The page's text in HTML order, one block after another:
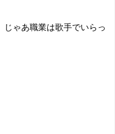
ゃあ職業は歌手でいらっ